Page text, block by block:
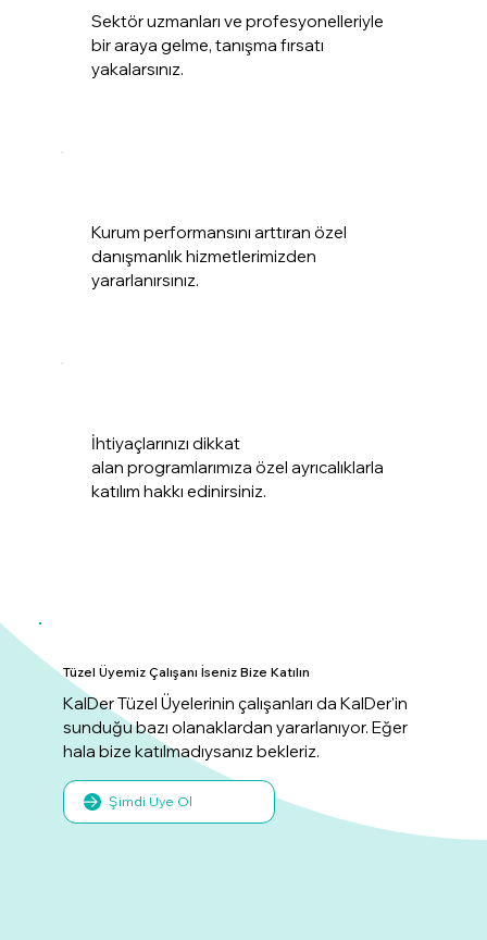
Tüzel Üyemiz Çalışanı İseniz Bize Katılın
KalDer Tüzel Üyelerinin çalışanları da KalDer'in
sunduğu bazı olanaklardan yararlanıyor. Eğer
hala bize katılmadıysanız bekleriz.
Şimdi Üye Ol
Sektör uzmanları ve profesyonelleriyle
bir araya gelme, tanışma fırsatı
yakalarsınız.
Kurum performansını arttıran özel
danışmanlık hizmetlerimizden
yararlanırsınız.
İhtiyaçlarınızı dikkat
alan programlarımıza özel ayrıcalıklarla
katılım hakkı edinirsiniz.